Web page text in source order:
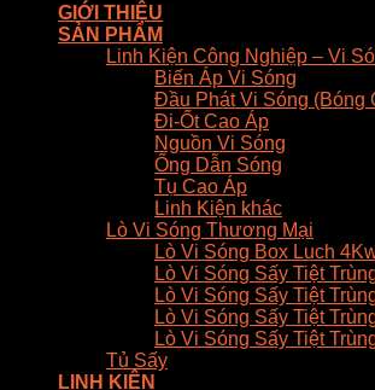
GIỚI THIỆU
SẢN PHẨM
Linh Kiện Công Nghiệp – Vi
Biến Áp Vi Sóng
Đầu Phát Vi Sóng (Bóng
Đi-Ốt Cao Áp
Nguồn Vi Sóng
Ống Dẫn Sóng
Tụ Cao Áp
Linh Kiện khác
Lò Vi Sóng Thương Mại
Lò Vi Sóng Box Luch
Lò Vi Sóng Sấy Tiệt
Lò Vi Sóng Sấy Tiệt
Lò Vi Sóng Sấy Tiệt
Lò Vi Sóng Sấy Tiệt
Tủ Sấy
LINH KIỆN